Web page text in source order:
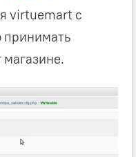
virtuemart с
магазине.